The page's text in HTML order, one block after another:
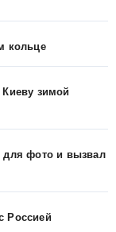
кольце
Киеву зимой
для фото и вызвал
Россией